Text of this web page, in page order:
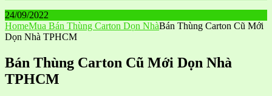
24/09/2022
HomeMua Bán Thùng Carton Dọn NhàBán Thùng Carton Cũ Mới
Dọn Nhà TPHCM
Bán Thùng Carton Cũ Mới Dọn Nhà
TPHCM